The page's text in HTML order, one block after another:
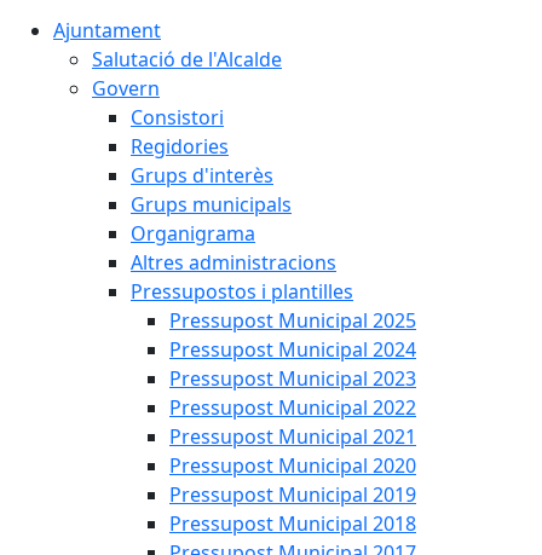
Ajuntament
Salutació de l'Alcalde
Govern
Consistori
Regidories
Grups d'interès
Grups municipals
Organigrama
Altres administracions
Pressupostos i plantilles
Pressupost Municipal 2025
Pressupost Municipal 2024
Pressupost Municipal 2023
Pressupost Municipal 2022
Pressupost Municipal 2021
Pressupost Municipal 2020
Pressupost Municipal 2019
Pressupost Municipal 2018